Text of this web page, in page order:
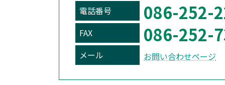
電話番号
086-252-
FAX
086-252-
メール
お問い合わせページ